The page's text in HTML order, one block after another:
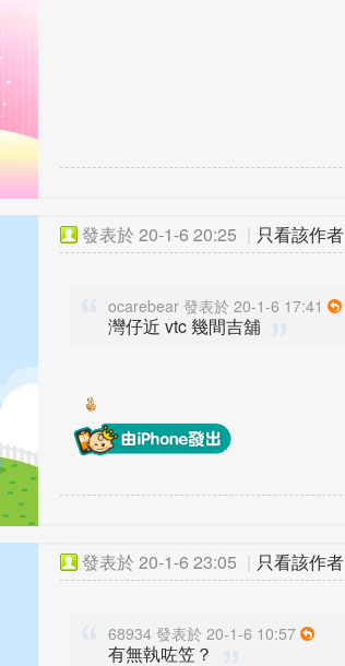
發表於 20-1-6 20:25 | 只看該作者
ocarebear 發表於 20-1-6 17:41
灣仔近 vtc 幾間吉舖
發表於 20-1-6 23:05 | 只看該作者
68934 發表於 20-1-6 10:57
有無執咗笠？